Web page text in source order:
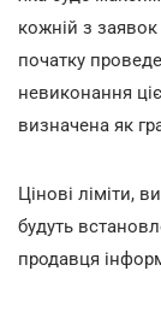
кожній з
початку
невиконання
визначена як
Цінові ліміти,
будуть
продавця